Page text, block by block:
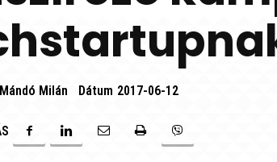
Mándó Milán Dátum 2017-06-12